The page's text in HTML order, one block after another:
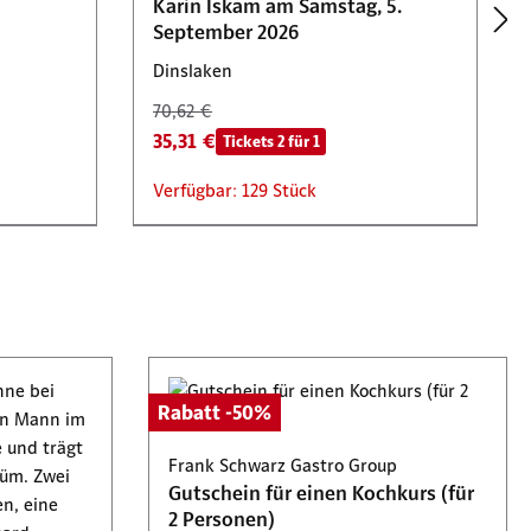
Karin Iskam am Samstag, 5.
September 2026
Dinslaken
70,62 €
35,31 € Tickets 2 für 1
Verfügbar: 129 Stück
Co.KG
10.
Movie Park Germany
Gutschein für eine Tageskarte in
der Saison 2026
Bottrop
59,90 €
29,95 € Tickets 2 für 1
Rabatt -50%
Frank Schwarz Gastro Group
Gutschein für einen Kochkurs (für
2 Personen)